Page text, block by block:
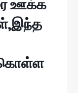
ஊக்க
கொள்ள